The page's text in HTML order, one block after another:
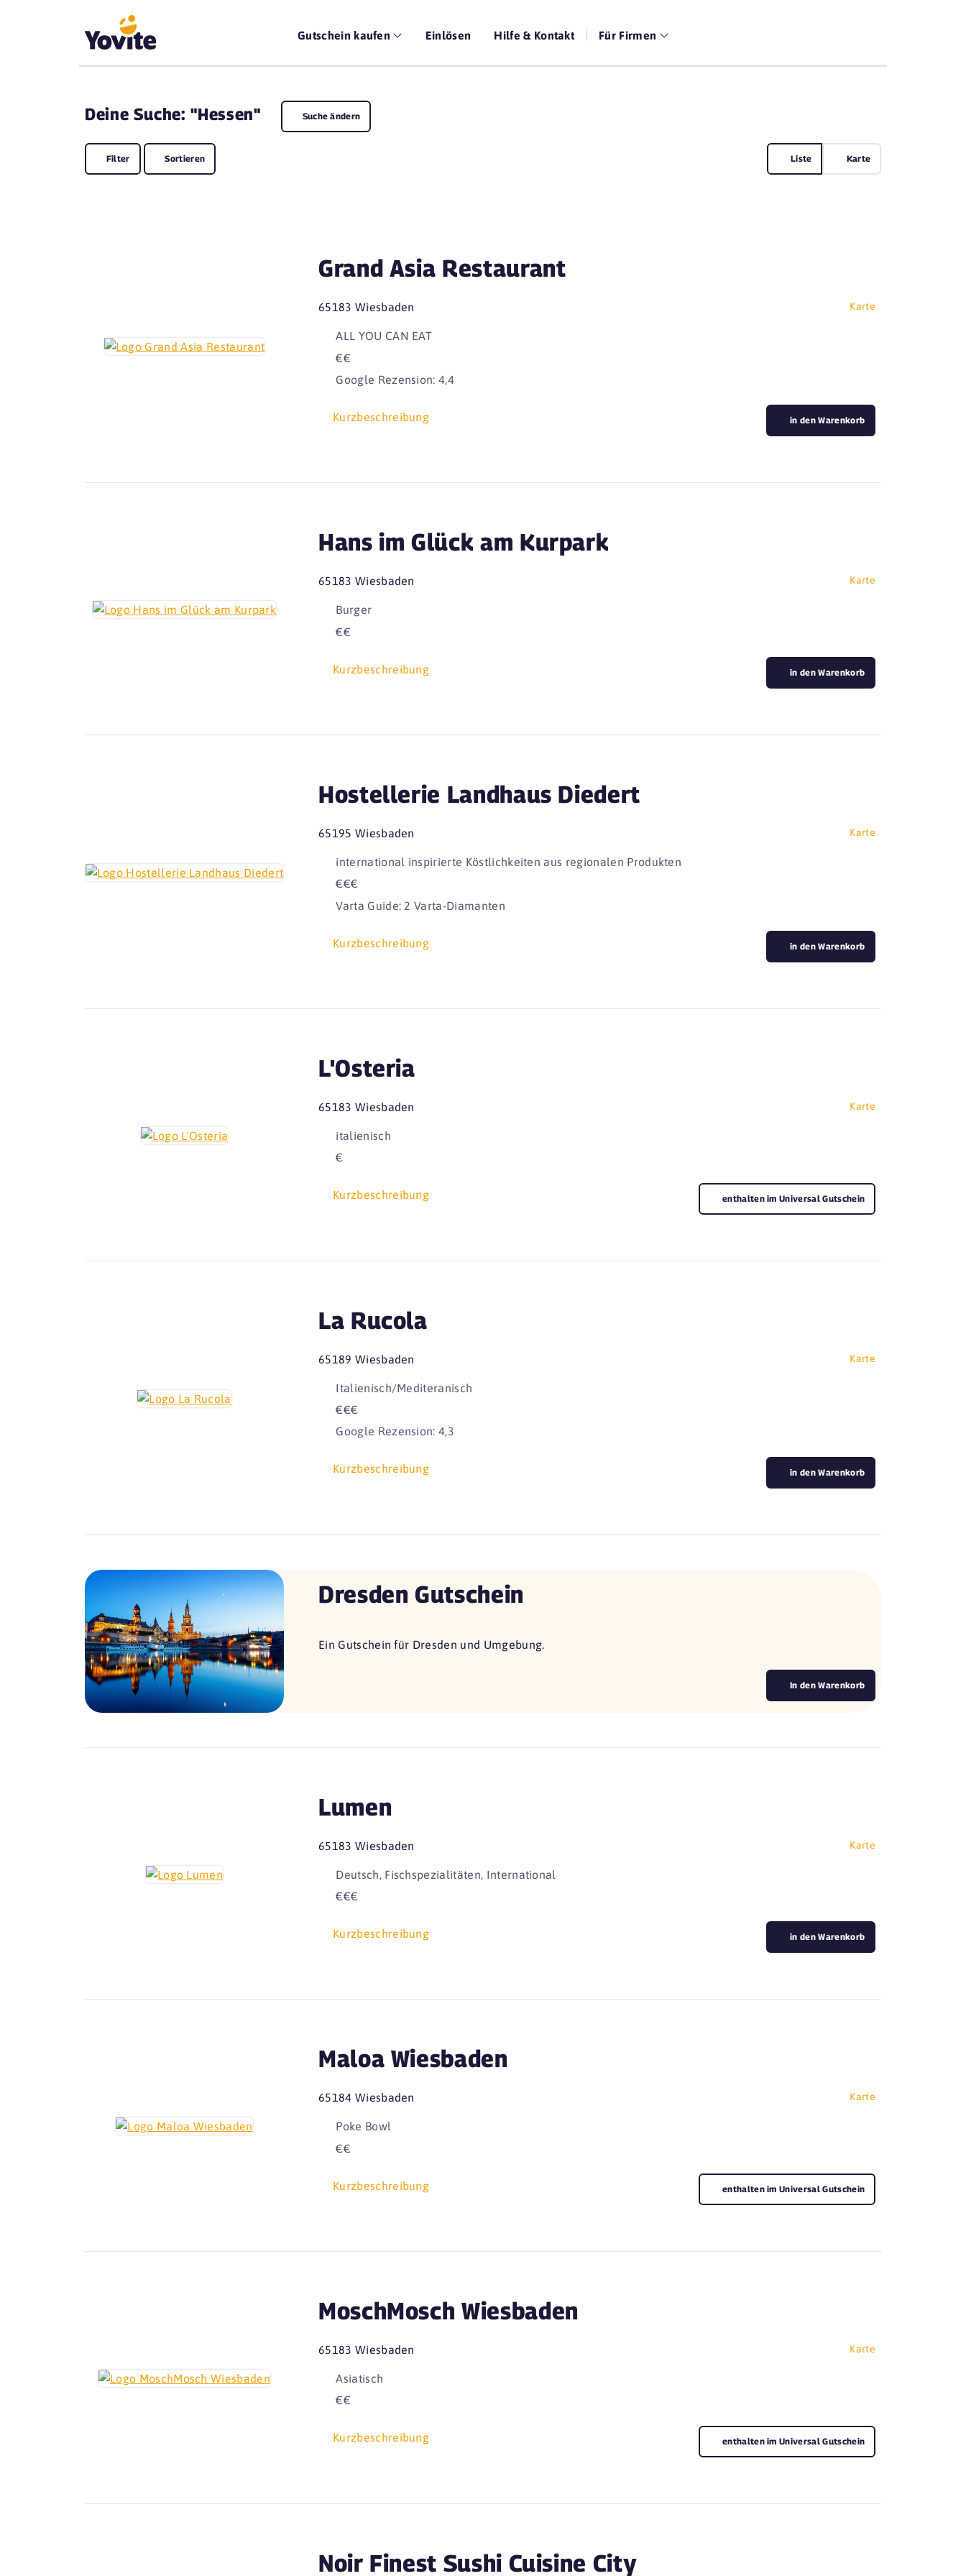
Gutschein kaufen Einlösen Hilfe & Kontakt Für Firmen
Deine Suche: "Hessen" Suche ändern
Filter Sortieren Liste Karte
Grand Asia Restaurant
65183 Wiesbaden Karte
ALL YOU CAN EAT
€€
Google Rezension: 4,4
Kurzbeschreibung in den Warenkorb
Hans im Glück am Kurpark
65183 Wiesbaden Karte
Burger
€€
Kurzbeschreibung in den Warenkorb
Hostellerie Landhaus Diedert
65195 Wiesbaden Karte
international inspirierte Köstlichkeiten aus regionalen Produkten
€€€
Varta Guide: 2 Varta-Diamanten
Kurzbeschreibung in den Warenkorb
L'Osteria
65183 Wiesbaden Karte
italienisch
€
Kurzbeschreibung enthalten im Universal Gutschein
La Rucola
65189 Wiesbaden Karte
Italienisch/Mediteranisch
€€€
Google Rezension: 4,3
Kurzbeschreibung in den Warenkorb
Dresden Gutschein
Ein Gutschein für Dresden und Umgebung.
In den Warenkorb
Lumen
65183 Wiesbaden Karte
Deutsch, Fischspezialitäten, International
€€€
Kurzbeschreibung in den Warenkorb
Maloa Wiesbaden
65184 Wiesbaden Karte
Poke Bowl
€€
Kurzbeschreibung enthalten im Universal Gutschein
MoschMosch Wiesbaden
65183 Wiesbaden Karte
Asiatisch
€€
Kurzbeschreibung enthalten im Universal Gutschein
Noir Finest Sushi Cuisine City